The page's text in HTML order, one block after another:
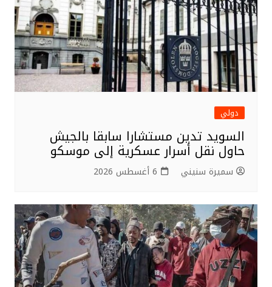
دولي
السويد تدين مستشارا سابقا بالجيش
حاول نقل أسرار عسكرية إلى موسكو
سميرة سنيني 6 أغسطس 2026